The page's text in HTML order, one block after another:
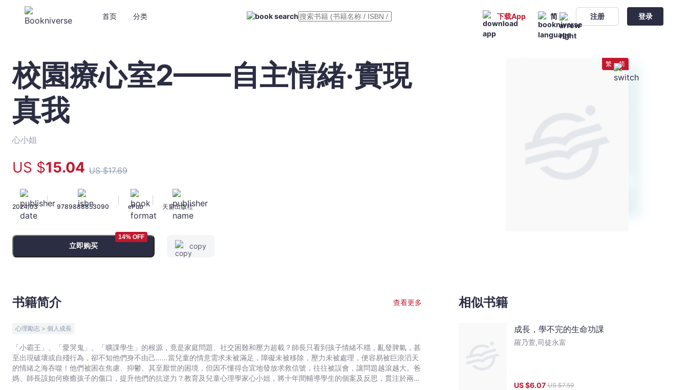
首页 分类 下载App 简 注册 登录
繁 简
校
園
療
心
室
2
——
主
情
緒‧
實
現
我
心
-
文
宙
｜
Bookniverse
校園療心室2——自主情緒‧實現
真我
心小姐
US $15.04 US $17.69
2024/03
|
9789888853090 ePub 天窗出版社
立即购买
14% OFF
copy
书籍简介 查看更多
心理勵志 > 個人成長
「小霸王」、「愛哭鬼」、「曠課學生」的根源，竟是家庭問題、社交困難和壓力超載？師長只看到孩子情緒不穩，亂發脾氣，甚
至出現破壞或自殘行為，卻不知他們身不由己……當兒童的情意需求未被滿足，障礙未被移除，壓力未被處理，便容易被巨浪滔天
的情緒之海吞噬！他們被困在焦慮、抑鬱、其至厭世的困境，但因不懂得合宜地發放求救信號，往往被誤會，讓問題越滾越大。爸
媽、師長該如何療癒孩子的傷口，提升他們的抗逆力？教育及兒童心理學家心小姐，將十年間輔導學生的個案及反思，貫注於兩冊
相似书籍
成長，學不完的生命功課
羅乃萱,司徒永富
US $6.07 US $7.59